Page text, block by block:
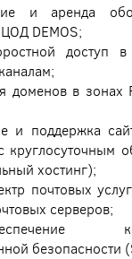
и аренда
DEMOS;
доступ
доменов в зонах
и поддержка
круглосуточным
хостинг);
почтовых
серверов;
безопасности